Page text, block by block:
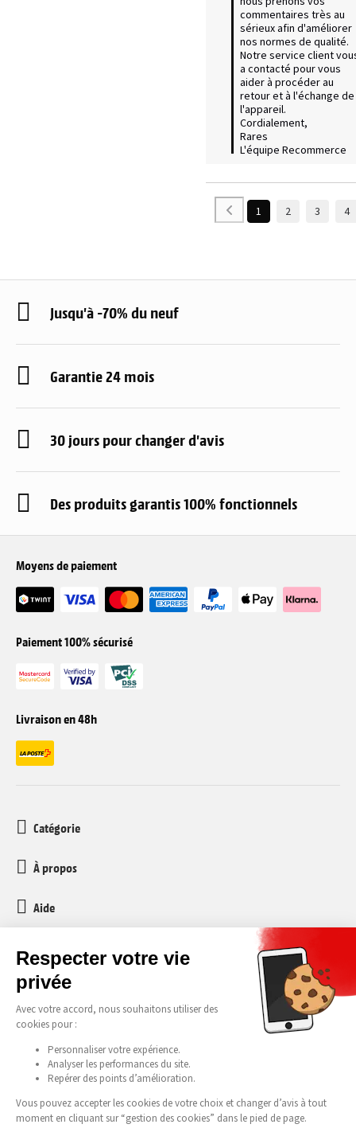
commentaires très au
sérieux afin d'améliorer
nos normes de qualité.
Notre service client
a contacté pour vous
aider à procéder au
retour et à l'échange de
l'appareil.
Cordialement,
Rares
L'équipe Recommerce
1 2 3 4
Jusqu'à -70% du neuf
Garantie 24 mois
30 jours pour changer d'avis
Des produits garantis 100% fonctionnels
Moyens de paiement
Paiement 100% sécurisé
Livraison en 48h
Catégorie
À propos
Aide
Service client
media-markt-refurbished@recommerce.com
Lundi-Vendredi 08:00-17:00